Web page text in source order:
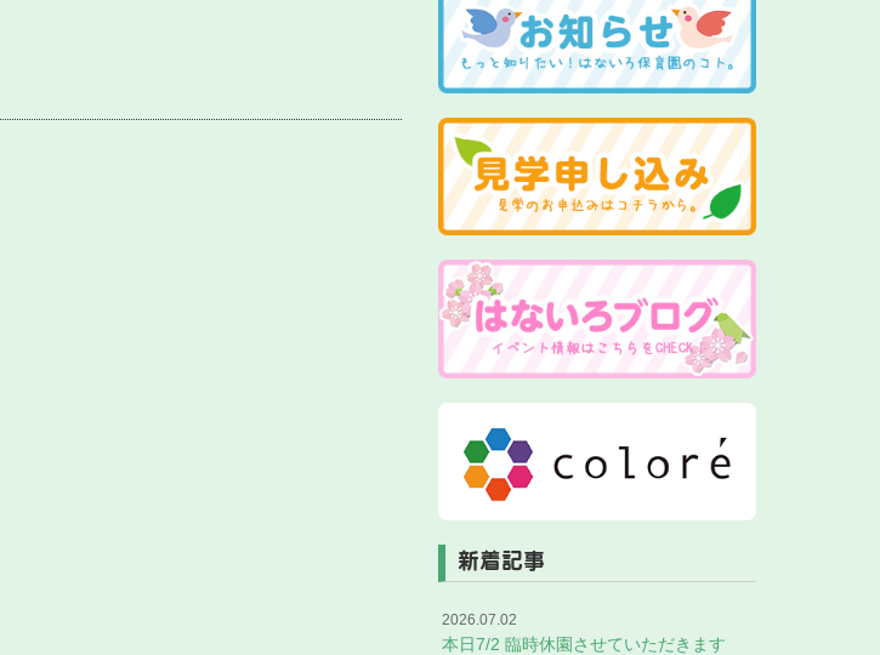
新着記事
2026.07.02
本日7/2 臨時休園させていただきます